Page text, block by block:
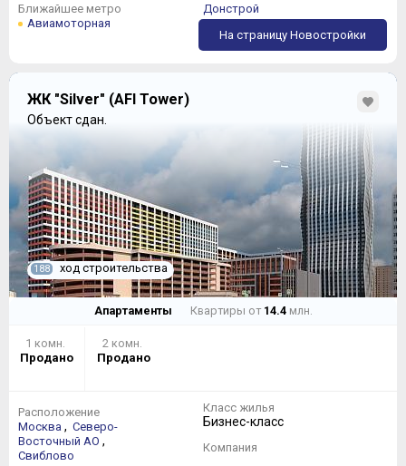
Ближайшее метро
Авиамоторная
Донстрой
На страницу Новостройки
ЖК "Silver" (AFI Tower)
Объект сдан.
188 ход строительства
Апартаменты
1 комн.
Продано
2 комн.
Продано
Квартиры от 14.4млн.
Расположение
Москва , Северо-
Восточный АО ,
Свиблово
Класс жилья
Бизнес-класс
Компания